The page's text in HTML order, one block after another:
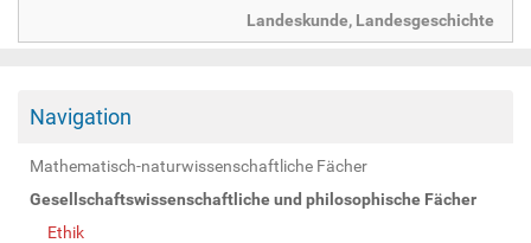
Landeskunde, Landesgeschichte
Navigation
Mathematisch-naturwissenschaftliche Fächer
Gesellschaftswissenschaftliche und philosophische Fächer
Ethik